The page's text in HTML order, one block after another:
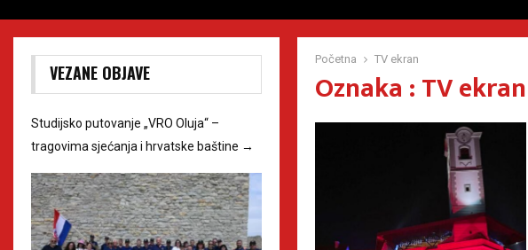
Početna TV ekran
Oznaka : TV ekran
VEZANE OBJAVE
Studijsko putovanje „VRO Oluja“ –
tragovima sjećanja i hrvatske baštine →